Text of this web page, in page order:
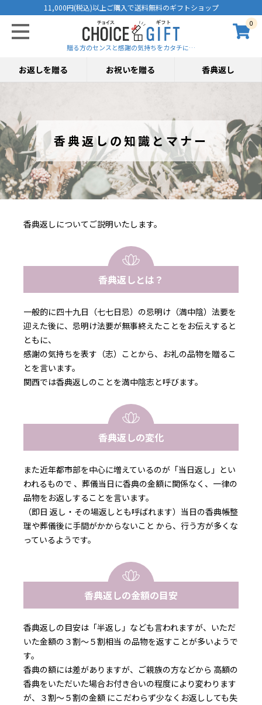
11,000円(税込)以上ご購入で送料無料のギフトショップ
0
贈る方のセンスと感謝の気持ちをカタチに…
お返しを贈る お祝いを贈る 香典返し
香典返しの知識とマナー
香典返しについてご説明いたします。
香典返しとは？
一般的に四十九日（七七日忌）の忌明け（満中陰）法要を
迎えた後に、忌明け法要が無事終えたことをお伝えすると
ともに、
感謝の気持ちを表す（志）ことから、お礼の品物を贈るこ
とを言います。
関西では香典返しのことを満中陰志と呼びます。
香典返しの変化
また近年都市部を中心に増えているのが「当日返し」とい
われるもので 、葬儀当日に香典の金額に関係なく、一律の
品物をお返しすることを言います。
（即日 返し・その場返しとも呼ばれます）当日の香典帳整
理や葬儀後に手間がかからないこと から、行う方が多くな
っているようです。
香典返しの金額の目安
香典返しの目安は「半返し」なども言われますが、いただ
いた金額の３割～５割相当 の品物を返すことが多いようで
す。
香典の額には差がありますが、ご親族の方などから 高額の
香典をいただいた場合お付き合いの程度により変わります
が、３割～５割の金額 にこだわらず少なくお返ししても失